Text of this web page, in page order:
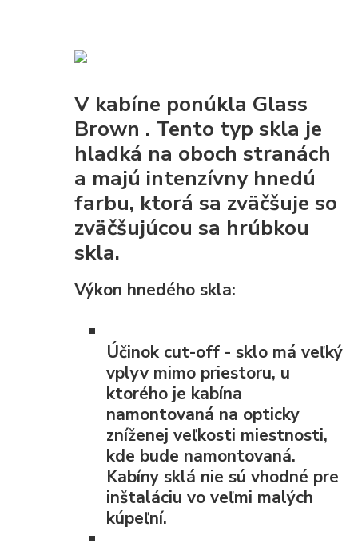
V kabíne ponúkla Glass
Brown . Tento typ skla je
hladká na oboch stranách
a majú intenzívny hnedú
farbu, ktorá sa zväčšuje so
zväčšujúcou sa hrúbkou
skla.
Výkon hnedého skla:
Účinok cut-off - sklo má veľký
vplyv mimo priestoru, u
ktorého je kabína
namontovaná na opticky
zníženej veľkosti miestnosti,
kde bude namontovaná.
Kabíny sklá nie sú vhodné pre
inštaláciu vo veľmi malých
kúpeľní.